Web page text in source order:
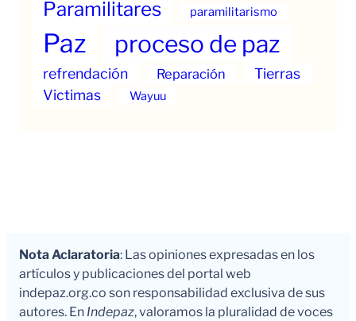
Paramilitares paramilitarismo
Paz proceso de paz
refrendación Reparación
Tierras
Victimas
Wayuu
Nota Aclaratoria: Las opiniones expresadas en los
artículos y publicaciones del portal web
indepaz.org.co son responsabilidad exclusiva de sus
autores. En Indepaz, valoramos la pluralidad de voces